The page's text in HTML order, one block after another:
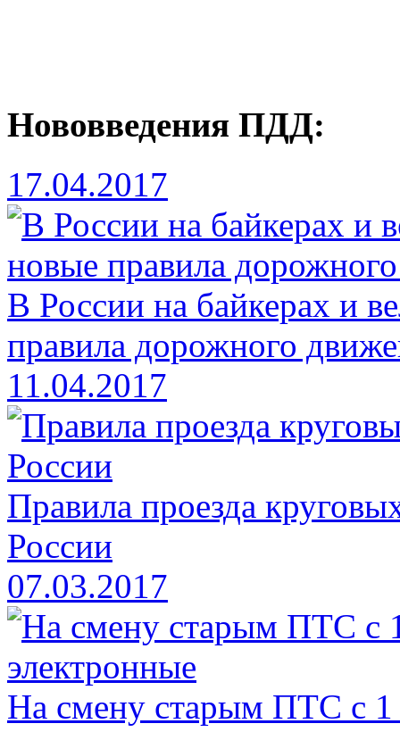
Нововведения ПДД:
17.04.2017
В России на байкерах и
правила дорожного
11.04.2017
Правила проезда
России
07.03.2017
На смену старым ПТС с 1